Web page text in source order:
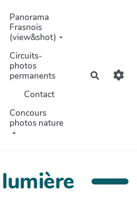
Panorama
Frasnois
(view&shot)
Circuits-
photos
permanents
Contact
Concours
photos nature